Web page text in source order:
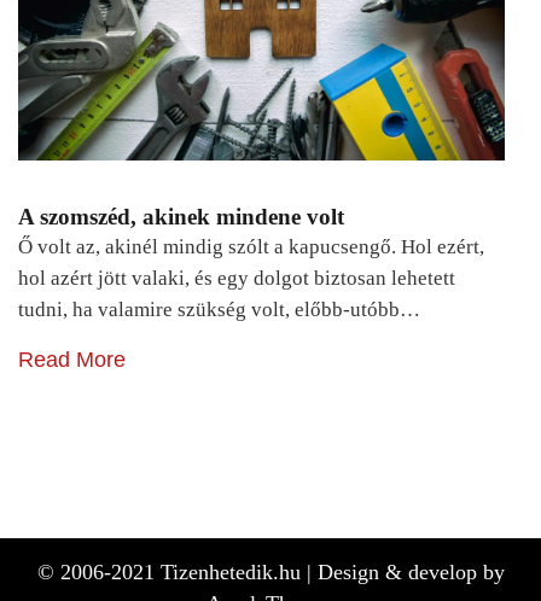
A szomszéd, akinek mindene volt
Ő volt az, akinél mindig szólt a kapucsengő. Hol ezért,
hol azért jött valaki, és egy dolgot biztosan lehetett
tudni, ha valamire szükség volt, előbb-utóbb…
Read More
© 2006-2021 Tizenhetedik.hu | Design & develop by